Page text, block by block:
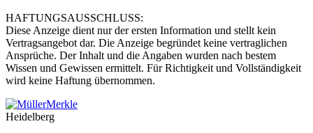
HAFTUNGSAUSSCHLUSS:
Diese Anzeige dient nur der ersten Information und stellt kein
Vertragsangebot dar. Die Anzeige begründet keine vertraglichen
Ansprüche. Der Inhalt und die Angaben wurden nach bestem
Wissen und Gewissen ermittelt. Für Richtigkeit und Vollständigkeit
wird keine Haftung übernommen.
Heidelberg